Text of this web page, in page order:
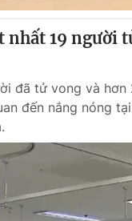
Vươn
English
nhất 19 người
đã tử vong và
đến nắng nóng